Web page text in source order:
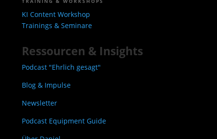
KI Content Workshop
Trainings & Seminare
Ressourcen & Insights
Podcast "Ehrlich gesagt"
Blog & Impulse
Newsletter
Podcast Equipment Guide